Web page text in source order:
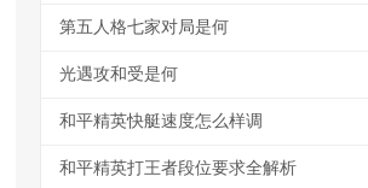
第五人格七家对局是何
光遇攻和受是何
和平精英快艇速度怎么样调
和平精英打王者段位要求全解析